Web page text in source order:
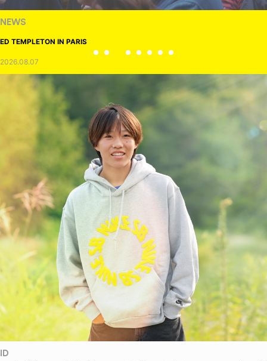
NEWS
ED TEMPLETON IN PARIS
2026.08.07
ID